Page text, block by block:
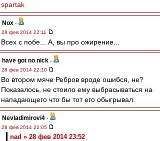
spartak
Nox -
28 фев 2014 22:11
Всех с побе... А, вы про ожирение...
have got no nick -
28 фев 2014 22:10
Во втором мяче Ребров вроде ошибся, не?
Показалось, не стоило ему выбрасываться на
нападающего что бы тот его обыгрывал.
Nevladimirovi4 -
28 фев 2014 22:05
nad » 28 фев 2014 23:52